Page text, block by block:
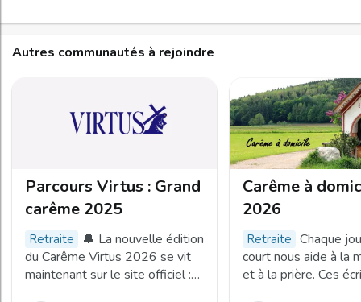
Autres communautés à rejoindre
Parcours Virtus : Grand
carême 2025
retraite
🔔 La nouvelle édition
du Carême Virtus 2026 se vit
maintenant sur le site officiel :
Carême à
2026
retraite Chaque
court nous aide à la
et à la prière. Ces